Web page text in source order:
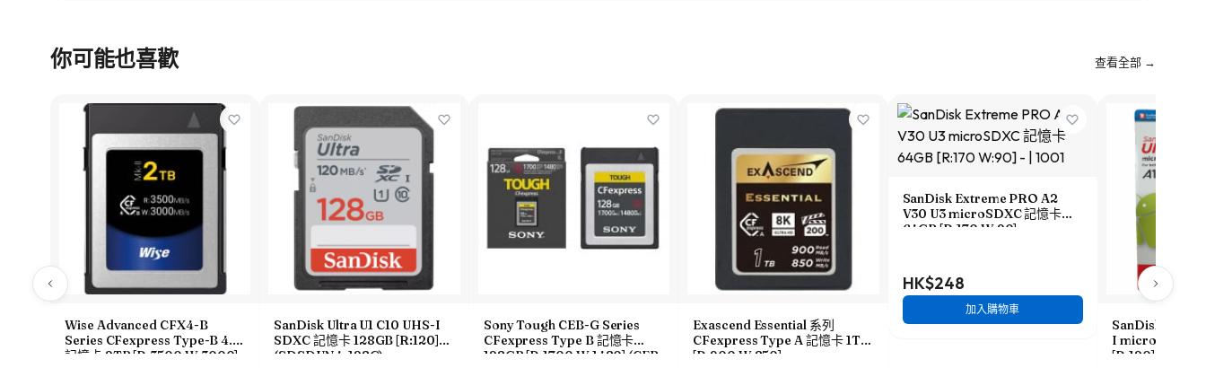
你可能也喜歡 查看全部 →
Wise Advanced CFX4-B
Series CFexpress Type-B 4.0
記憶卡 2TB [R:3500 W:3000]
SanDisk Ultra U1 C10 UHS-I
SDXC 記憶卡 128GB [R:120]
(SDSDUN4-128G)
Sony Tough CEB-G Series
CFexpress Type B 記憶卡
128GB [R:1700 W:1480] (CEB-
Exascend Essential 系列
CFexpress Type A 記憶卡 1TB
[R:900 W:850]
SanDisk Extreme PRO A2
V30 U3 microSDXC 記憶卡
64GB [R:170 W:90]
HK$248
加入購物車
SanDisk Ultra
I microSDHC
[R:120]